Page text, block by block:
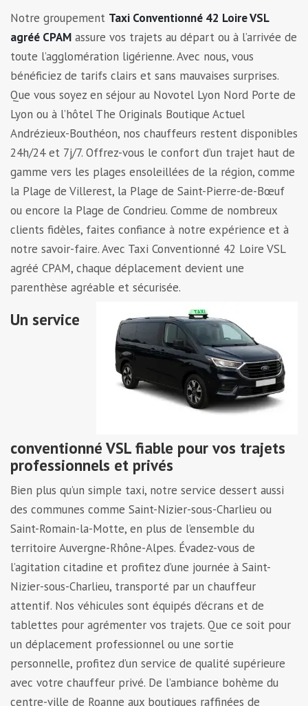
Notre groupement Taxi Conventionné 42 Loire VSL
agréé CPAM assure vos trajets au départ ou à l’arrivée de
toute l’agglomération ligérienne. Avec nous, vous
bénéficiez de tarifs clairs et sans mauvaises surprises.
Que vous soyez en séjour au Novotel Lyon Nord Porte de
Lyon ou à l’hôtel The Originals Boutique Actuel
Andrézieux-Bouthéon, nos chauffeurs restent disponibles
24h/24 et 7j/7. Offrez-vous le confort d’un trajet haut de
gamme vers les plages ensoleillées de la région, comme
la Plage de Villerest, la Plage de Saint-Pierre-de-Bœuf
ou encore la Plage de Condrieu. Comme de nombreux
clients fidèles, faites confiance à notre expérience et à
notre savoir-faire. Avec Taxi Conventionné 42 Loire VSL
agréé CPAM, chaque déplacement devient une
parenthèse agréable et sécurisée.
Un service
conventionné VSL fiable pour vos trajets
professionnels et privés
Bien plus qu’un simple taxi, notre service dessert aussi
des communes comme Saint-Nizier-sous-Charlieu ou
Saint-Romain-la-Motte, en plus de l’ensemble du
territoire Auvergne-Rhône-Alpes. Évadez-vous de
l’agitation citadine et profitez d’une journée à Saint-
Nizier-sous-Charlieu, transporté par un chauffeur
attentif. Nos véhicules sont équipés d’écrans et de
tablettes pour agrémenter vos trajets. Que ce soit pour
un déplacement professionnel ou une sortie
personnelle, profitez d’un service de qualité supérieure
avec votre chauffeur privé. De l’ambiance bohème du
centre-ville de Roanne aux boutiques raffinées de